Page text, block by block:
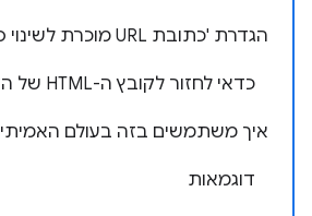
הגדרת 'כתובת URL מוכרת לשינוי סיסמאות'
כדאי לחזור לקובץ ה-HTML של הדף לשינוי הסיסמה
איך משתמשים בזה בעולם האמיתי
דוגמאות